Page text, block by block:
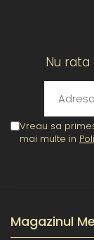
Nu
Vreau sa
mai multe in
Magazinul